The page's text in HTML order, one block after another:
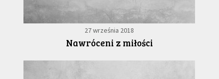
27 września 2018
Nawróceni z miłości